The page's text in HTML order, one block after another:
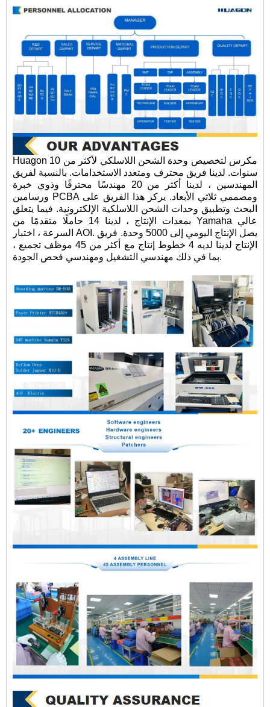
Huagon مكرس لتخصيص وحدة الشحن اللاسلكي لأكثر من 10
سنوات. لدينا فريق محترف ومتعدد الاستخدامات. بالنسبة لفريق
المهندسين ، لدينا أكثر من 20 مهندسًا محترفًا وذوي خبرة
ورسامين PCBA ومصممي ثلاثي الأبعاد. يركز هذا الفريق على
البحث وتطبيق وحدات الشحن اللاسلكية الإلكترونية. فيما يتعلق
بمعدات الإنتاج ، لدينا 14 حاملًا متقدمًا من Yamaha عالي
السرعة ، اختبار AOI. يصل الإنتاج اليومي إلى 5000 وحدة. فريق
الإنتاج لدينا لديه 4 خطوط إنتاج مع أكثر من 45 موظف تجميع ،
بما في ذلك مهندسي التشغيل ومهندسي فحص الجودة.